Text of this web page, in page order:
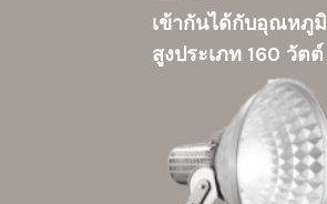
เข้ากันได้กับอุณหภูมิ
สูงประเภท 160 วัตต์